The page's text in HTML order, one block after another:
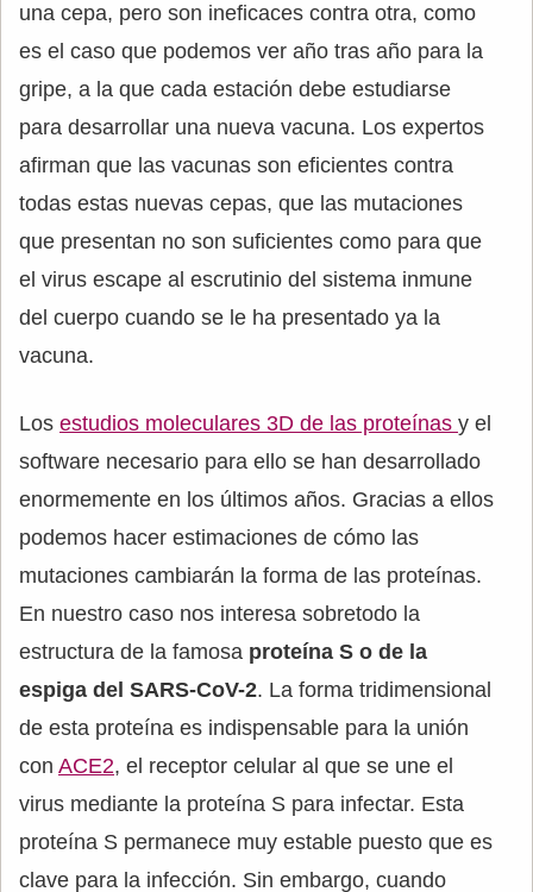
una cepa, pero son ineficaces contra otra, como
es el caso que podemos ver año tras año para la
gripe, a la que cada estación debe estudiarse
para desarrollar una nueva vacuna. Los expertos
afirman que las vacunas son eficientes contra
todas estas nuevas cepas, que las mutaciones
que presentan no son suficientes como para que
el virus escape al escrutinio del sistema inmune
del cuerpo cuando se le ha presentado ya la
vacuna.
Los estudios moleculares 3D de las proteínas y el
software necesario para ello se han desarrollado
enormemente en los últimos años. Gracias a ellos
podemos hacer estimaciones de cómo las
mutaciones cambiarán la forma de las proteínas.
En nuestro caso nos interesa sobretodo la
estructura de la famosa proteína S o de la
espiga del SARS-CoV-2. La forma tridimensional
de esta proteína es indispensable para la unión
con ACE2, el receptor celular al que se une el
virus mediante la proteína S para infectar. Esta
proteína S permanece muy estable puesto que es
clave para la infección. Sin embargo, cuando